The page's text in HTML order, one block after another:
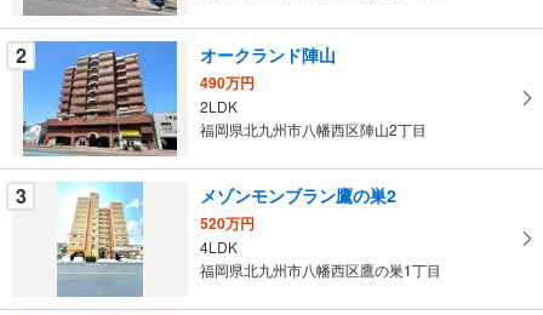
条
件
マ
イ
ペ
ー
2 オークランド陣山
490万円
2LDK
福岡県北九州市八幡西区陣山2丁目
3 メゾンモンブラン鷹の巣2
520万円
4LDK
福岡県北九州市八幡西区鷹の巣1丁目